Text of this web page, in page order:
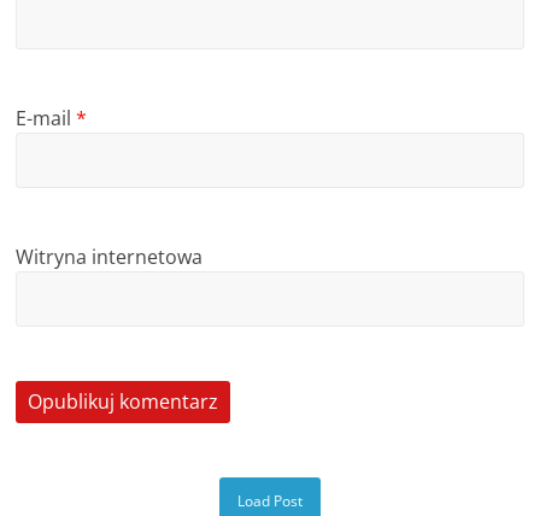
E-mail*
Witryna internetowa
Load Post